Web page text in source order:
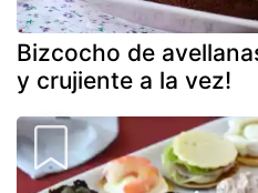
Bizcocho de
y crujiente a la vez!